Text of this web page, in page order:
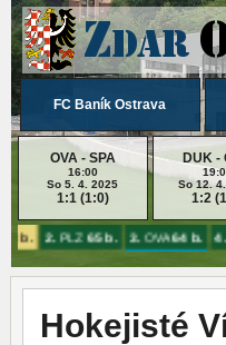
FC Baník Ostrava
OVA - SPA
16:00
So 5. 4. 2025
1:1 (1:0)
DUK -
So 12.
1:2
b. 2.PLZ65 b. 3.OVA64 b. 4.
Hokejisté